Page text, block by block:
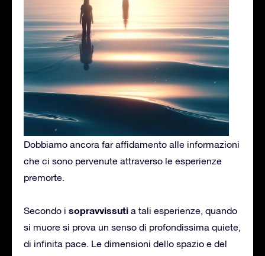
Dobbiamo ancora far affidamento alle informazioni
che ci sono pervenute attraverso le esperienze
premorte.
Secondo i sopravvissuti a tali esperienze, quando
si muore si prova un senso di profondissima quiete,
di infinita pace. Le dimensioni dello spazio e del